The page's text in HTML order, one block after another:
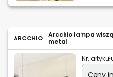
ARCCHIO
Arcchio lampa
metal
Nr.
Ceny